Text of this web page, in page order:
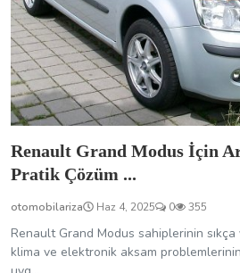
Renault Grand Modus sahiplerinin sıkça
klima ve elektronik aksam
uyg...
Renault